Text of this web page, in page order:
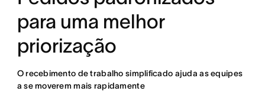
para uma melhor
priorização
O recebimento de trabalho simplificado ajuda as equipes
a se moverem mais rapidamente